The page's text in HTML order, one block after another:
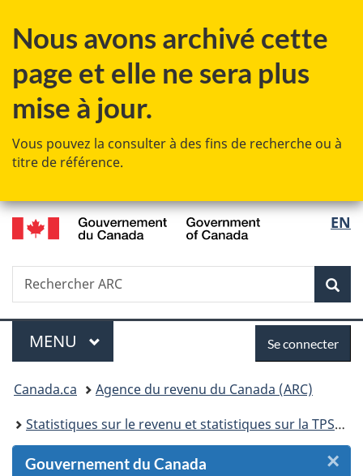
au
des
au
principal
à
Au
»
à
version
Nous avons archivé cette
page et elle ne sera plus
mise à jour.
Vous pouvez la consulter à des fins de recherche ou à
titre de référence.
de
la
EN
Recherche
Rechercher
ARC
Menu
MENU PRINCIPAL
connecter
Se connecter
Vous
êtes
ici :
Canada.ca
Agence du revenu du Canada (ARC)
Statistiques sur le revenu et statistiques sur la TPS/TVH
Gouvernement du Canada ×